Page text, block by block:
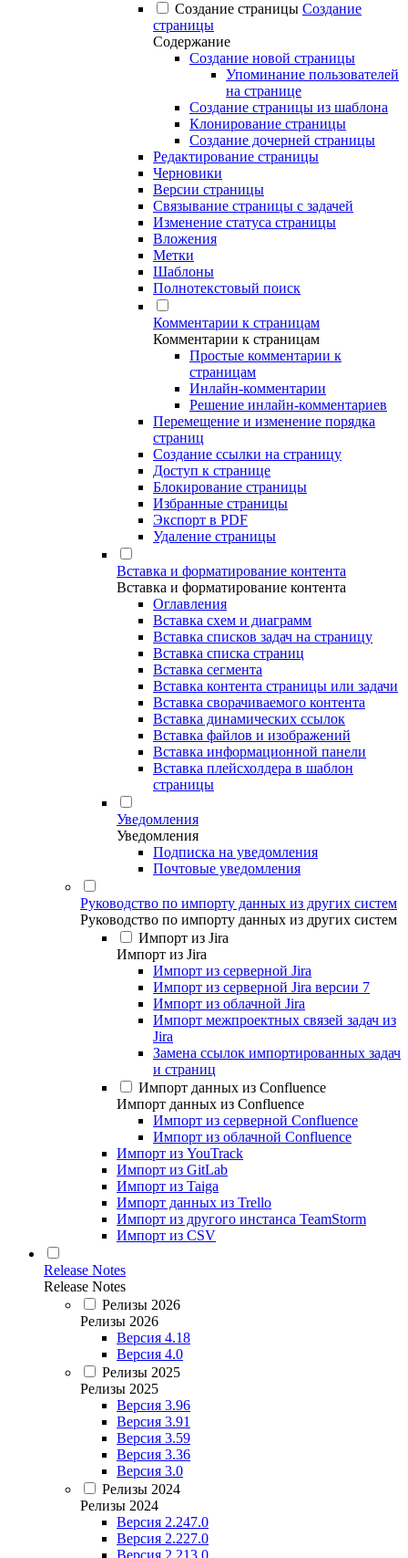
Создание страницы Создание
страницы
Содержание
Создание новой страницы
Упоминание пользователей
на странице
Создание страницы из шаблона
Клонирование страницы
Создание дочерней страницы
Редактирование страницы
Черновики
Версии страницы
Связывание страницы с задачей
Изменение статуса страницы
Вложения
Метки
Шаблоны
Полнотекстовый поиск
Комментарии к страницам
Комментарии к страницам
Простые комментарии к
страницам
Инлайн-комментарии
Решение инлайн-комментариев
Перемещение и изменение порядка
страниц
Создание ссылки на страницу
Доступ к странице
Блокирование страницы
Избранные страницы
Экспорт в PDF
Удаление страницы
Вставка и форматирование контента
Вставка и форматирование контента
Оглавления
Вставка схем и диаграмм
Вставка списков задач на страницу
Вставка списка страниц
Вставка сегмента
Вставка контента страницы или задачи
Вставка сворачиваемого контента
Вставка динамических ссылок
Вставка файлов и изображений
Вставка информационной панели
Вставка плейсхолдера в шаблон
страницы
Уведомления
Уведомления
Подписка на уведомления
Почтовые уведомления
Руководство по импорту данных из других систем
Руководство по импорту данных из других систем
Импорт из Jira
Импорт из Jira
Импорт из серверной Jira
Импорт из серверной Jira версии 7
Импорт из облачной Jira
Импорт межпроектных связей задач из
Jira
Замена ссылок импортированных задач
и страниц
Импорт данных из Confluence
Импорт данных из Confluence
Импорт из серверной Confluence
Импорт из облачной Confluence
Импорт из YouTrack
Импорт из GitLab
Импорт из Taiga
Импорт данных из Trello
Импорт из другого инстанса TeamStorm
Импорт из CSV
Release Notes
Release Notes
Релизы 2026
Релизы 2026
Версия 4.18
Версия 4.0
Релизы 2025
Релизы 2025
Версия 3.96
Версия 3.91
Версия 3.59
Версия 3.36
Версия 3.0
Релизы 2024
Релизы 2024
Версия 2.247.0
Версия 2.227.0